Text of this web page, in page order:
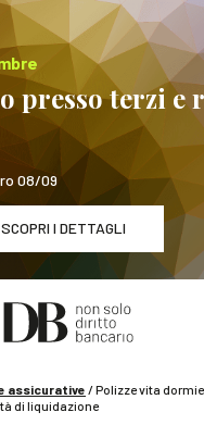
presso terzi e
08/09
SCOPRI I DETTAGLI
/ 29 settembre
terzi e ruolo della
assicurative /Polizze vita
di liquidazione